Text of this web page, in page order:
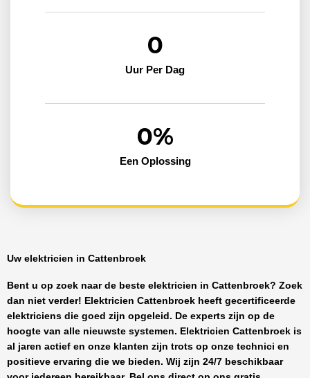
Uur Per Dag
0
Een Oplossing
0%
Uw elektricien in Cattenbroek
Bent u op zoek naar de beste elektricien in Cattenbroek? Zoek
dan niet verder! Elektricien Cattenbroek heeft gecertificeerde
elektriciens die goed zijn opgeleid. De experts zijn op de
hoogte van alle nieuwste systemen. Elektricien Cattenbroek is
al jaren actief en onze klanten zijn trots op onze technici en
positieve ervaring die we bieden. Wij zijn 24/7 beschikbaar